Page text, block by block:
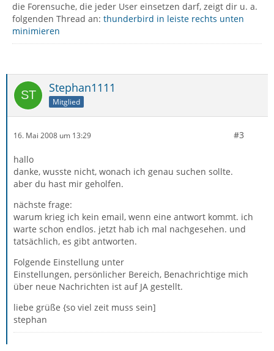
die Forensuche, die jeder User einsetzen darf, zeigt dir u. a.
folgenden Thread an: thunderbird in leiste rechts unten
minimieren
Stephan1111
Mitglied
16. Mai 2008 um 13:29 #3
hallo
danke, wusste nicht, wonach ich genau suchen sollte.
aber du hast mir geholfen.
nächste frage:
warum krieg ich kein email, wenn eine antwort kommt. ich
warte schon endlos. jetzt hab ich mal nachgesehen. und
tatsächlich, es gibt antworten.
Folgende Einstellung unter
Einstellungen, persönlicher Bereich, Benachrichtige mich
über neue Nachrichten ist auf JA gestellt.
liebe grüße {so viel zeit muss sein]
stephan